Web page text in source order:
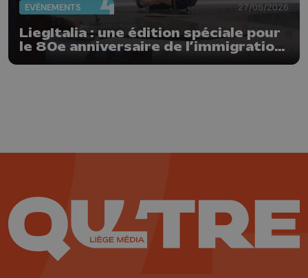
EVÈNEMENTS 27/05/2026
LiegItalia : une édition spéciale pour
le 80e anniversaire de l’immigration